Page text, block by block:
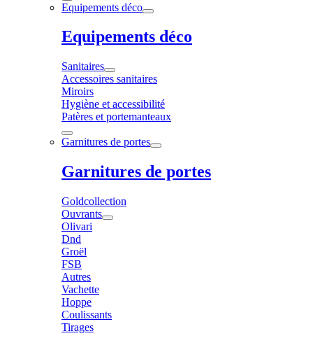
Equipements déco
Equipements déco
Sanitaires
Accessoires sanitaires
Miroirs
Hygiène et accessibilité
Patères et portemanteaux
Garnitures de portes
Garnitures de portes
Goldcollection
Ouvrants
Olivari
Dnd
Groël
FSB
Autres
Vachette
Hoppe
Coulissants
Tirages